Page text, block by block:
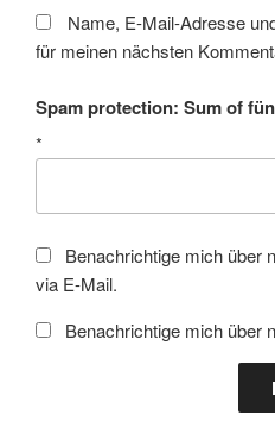
Name, E-Mail-Adresse
für meinen nächsten
Spam protection: Sum of
*
Benachrichtige mich über
via E-Mail.
Benachrichtige mich über